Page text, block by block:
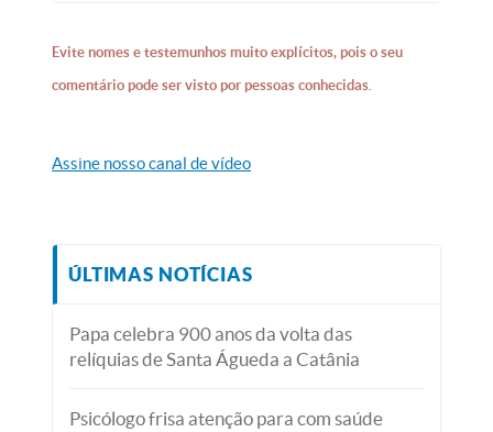
Evite nomes e testemunhos muito explícitos, pois o seu
comentário pode ser visto por pessoas conhecidas.
Assine nosso canal de vídeo
ÚLTIMAS NOTÍCIAS
Papa celebra 900 anos da volta das
relíquias de Santa Águeda a Catânia
Psicólogo frisa atenção para com saúde